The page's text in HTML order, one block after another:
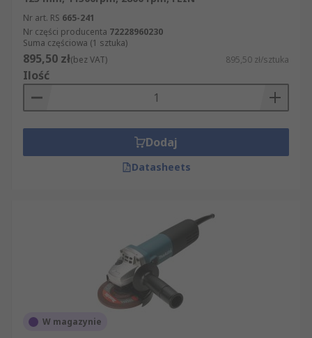
Nr art. RS 665-241
Nr części producenta 72228960230
Suma częściowa (1 sztuka)
895,50 zł(bez VAT) 895,50 zł/sztuka
Ilość
Dodaj
Datasheets
W magazynie